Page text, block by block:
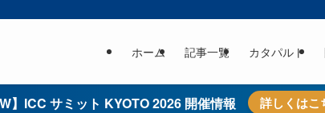
ホーム 記事一覧 カタパルト
】ICC サミット KYOTO 2026 開催情報 詳しくはこ